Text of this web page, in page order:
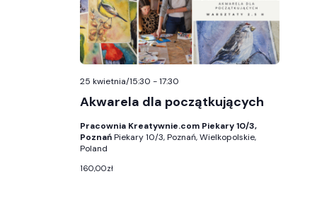
Akwarela dla początkujących
25 kwietnia/15:30 -17:30
Pracownia Kreatywnie.com Piekary 10/3,
PoznańPiekary 10/3, Poznań, Wielkopolskie,
Poland
160,00zł